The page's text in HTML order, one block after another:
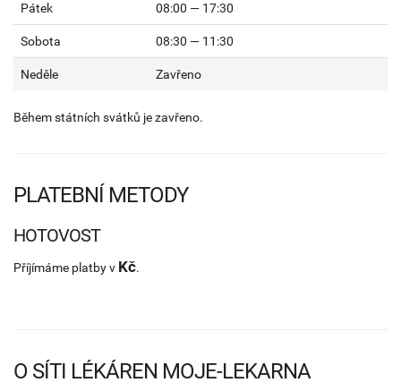
Pátek 08:00 — 17:30
Sobota 08:30 — 11:30
Neděle Zavřeno
Během státních svátků je zavřeno.
PLATEBNÍ METODY
HOTOVOST
Příjímáme platby v Kč.
O SÍTI LÉKÁREN MOJE-LEKARNA